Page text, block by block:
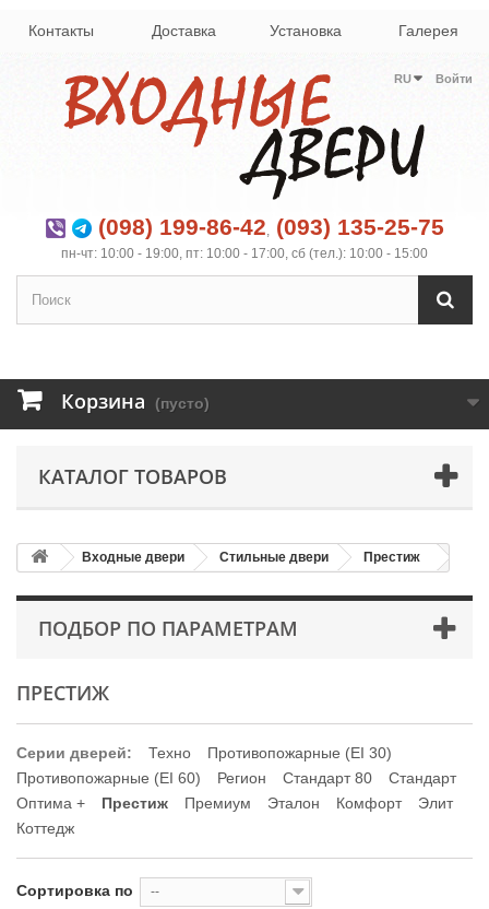
Контакты Доставка Установка Галерея
Войти
RU
(098) 199-86-42, (093) 135-25-75
пн-чт: 10:00 - 19:00, пт: 10:00 - 17:00, сб (тел.): 10:00 - 15:00
Корзина (пусто)
КАТАЛОГ ТОВАРОВ
Входные двери Стильные двери Престиж
ПОДБОР ПО ПАРАМЕТРАМ
ПРЕСТИЖ
Серии дверей: Техно
Противопожарные (EI 30)
Противопожарные (EI 60)
Регион Стандарт 80
Стандарт
Оптима +
Престиж Премиум Эталон Комфорт
Элит
Коттедж
Сортировка по --